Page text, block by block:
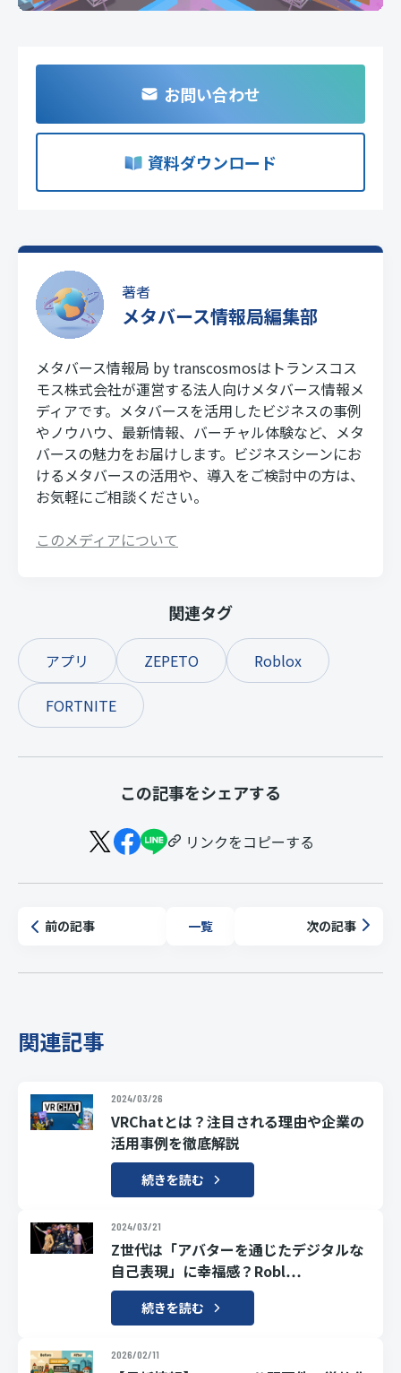
お問い合わせ
資料ダウンロード
著者
メタバース情報局編集部
メタバース情報局 by transcosmosはトランスコス
モス株式会社が運営する法人向けメタバース情報メ
ディアです。メタバースを活用したビジネスの事例
やノウハウ、最新情報、バーチャル体験など、メタ
バースの魅力をお届けします。ビジネスシーンにお
けるメタバースの活用や、導入をご検討中の方は、
お気軽にご相談ください。
このメディアについて
関連タグ
アプリ ZEPETO Roblox
FORTNITE
この記事をシェアする
リンクをコピーする
前の記事 一覧 次の記事
関連記事
2024/03/26
VRChatとは？注目される理由や企業の
活用事例を徹底解説
続きを読む
2024/03/21
Z世代は「アバターを通じたデジタルな
自己表現」に幸福感？Robl…
続きを読む
2026/02/11